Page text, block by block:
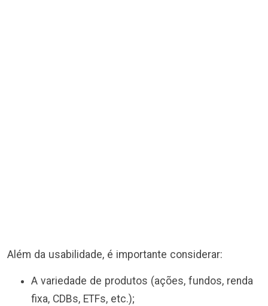
Além da usabilidade, é importante considerar:
A variedade de produtos (ações, fundos, renda
fixa, CDBs, ETFs, etc.);